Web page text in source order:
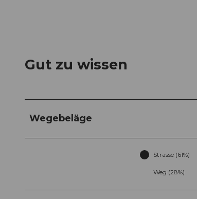
Gut zu wissen
Wegebeläge
Strasse (61%)
Weg (28%)